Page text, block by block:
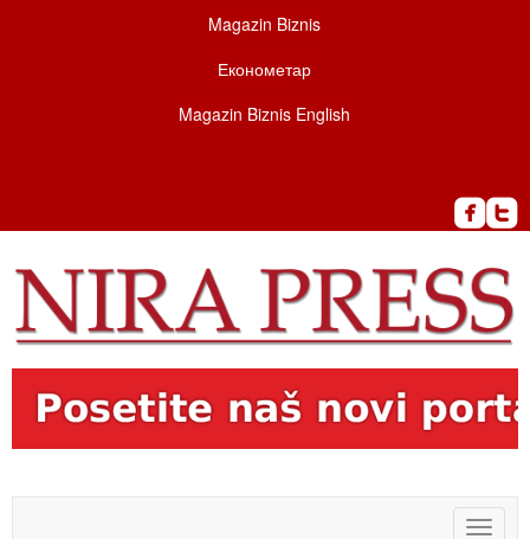
Magazin Biznis
Економетар
Magazin Biznis English
Toggle